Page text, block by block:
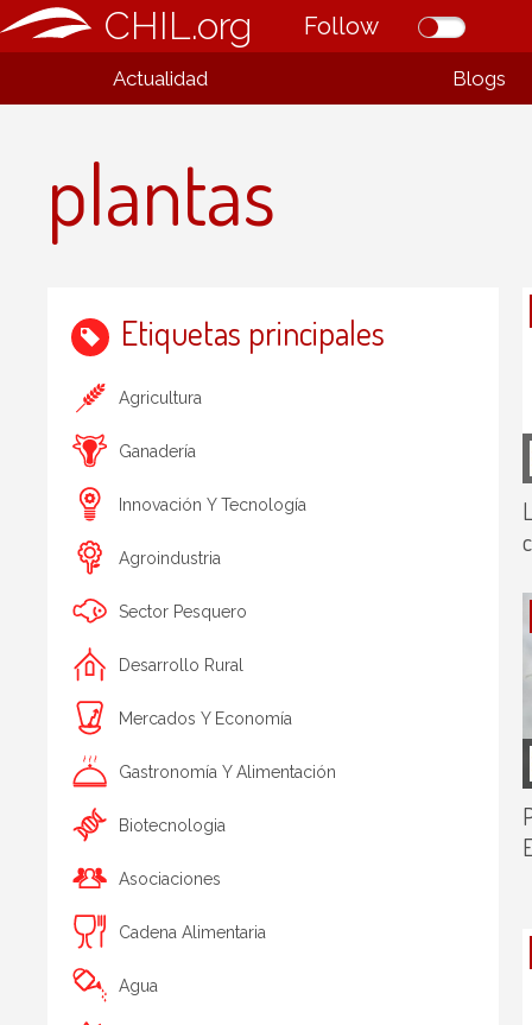
CHIL.org Follow
Actualidad Blogs
plantas
Etiquetas principales
Agricultura
Ganadería
Innovación Y Tecnología
Agroindustria
Sector Pesquero
Desarrollo Rural
Mercados Y Economía
Gastronomía Y Alimentación
Biotecnologia
Asociaciones
Cadena Alimentaria
Agua